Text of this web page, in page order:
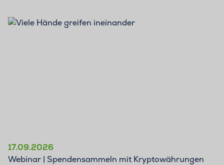
17.09.2026
Webinar | Spendensammeln mit Kryptowährungen